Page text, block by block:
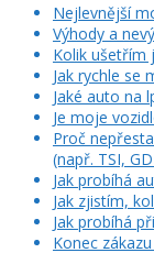
Nejlevnější
Výhody a
Kolik ušetřím
Jak rychle se
Jaké auto na
Je moje
Proč
(např. TSI,
Jak probíhá
Jak zjistím,
Jak probíhá
Konec